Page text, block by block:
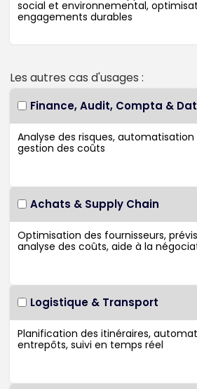
Les autres cas d'usages :
Finance, Audit, Compta &
Achats & Supply Chain
Logistique & Transport